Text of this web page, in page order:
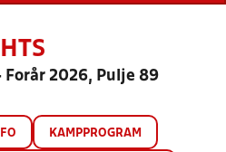
HTS
Forår 2026, Pulje 89
KAMPPROGRAM